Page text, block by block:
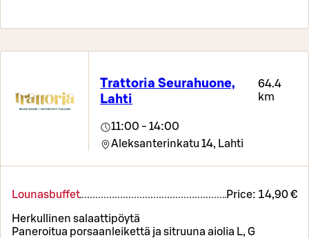
Trattoria Seurahuone,
Lahti
64.4
km
11:00 - 14:00
Aleksanterinkatu 14, Lahti
Lounasbuffet Price: 14,90 €
Herkullinen salaattipöytä
Paneroitua porsaanleikettä ja sitruuna aiolia L, G